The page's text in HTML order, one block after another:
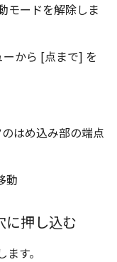
モードを解除しま
から [点まで] を
はめ込み部の端点
に押し込む
す。